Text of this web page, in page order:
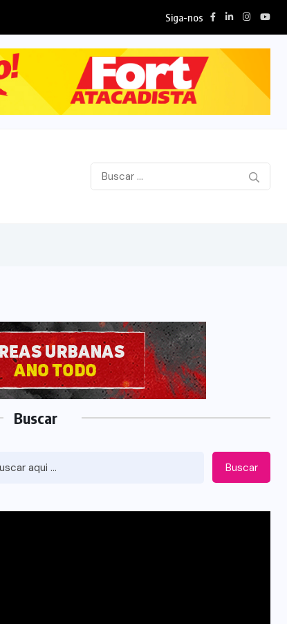
Siga-nos
Buscar
Buscar